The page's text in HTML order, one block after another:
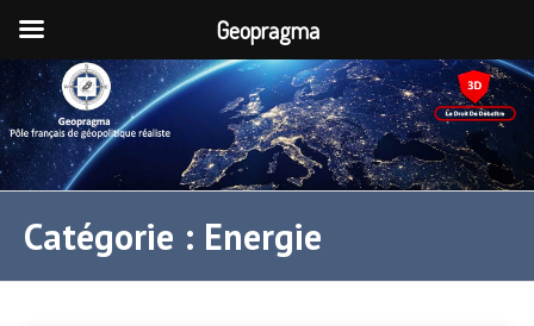
Catégorie : Energie
Geopragma